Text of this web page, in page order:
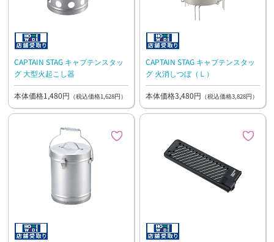
CAPTAIN STAG キャプテンスタッ
グ 大型火起こし器
本体価格1,480円 （税込価格1,628円）
CAPTAIN STAG キャプテンスタッ
グ 火消しつぼ（Ｌ）
本体価格3,480円 （税込価格3,828円）